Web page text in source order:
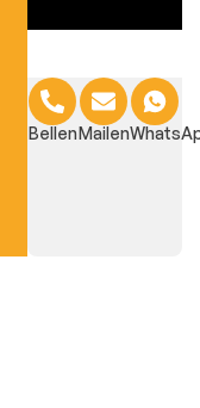
BellenMailen